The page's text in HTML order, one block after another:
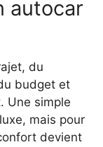
autocar
du
budget et
Une simple
mais pour
devient